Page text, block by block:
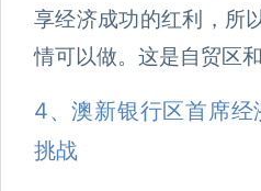
享经济成功的红利，所
情可以做。这是自贸区
4、澳新银行区首席
挑战